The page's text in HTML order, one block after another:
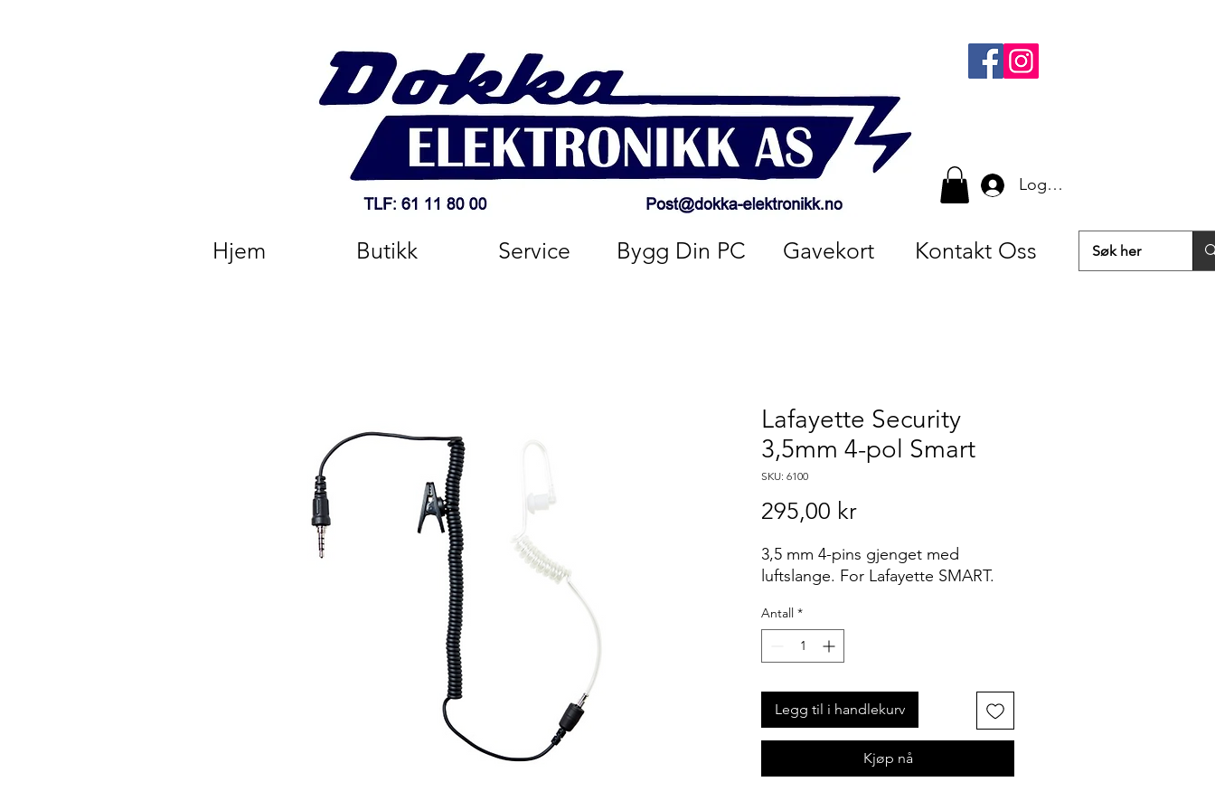
Logg inn
Hjem Butikk Service Bygg Din PC Gavekort Kontakt Oss
Lafayette Security
3,5mm 4-pol Smart
SKU: 6100
295,00 krPris
3,5 mm 4-pins gjenget med
luftslange. For Lafayette SMART.
Antall *
Legg til i handlekurv
Kjøp nå